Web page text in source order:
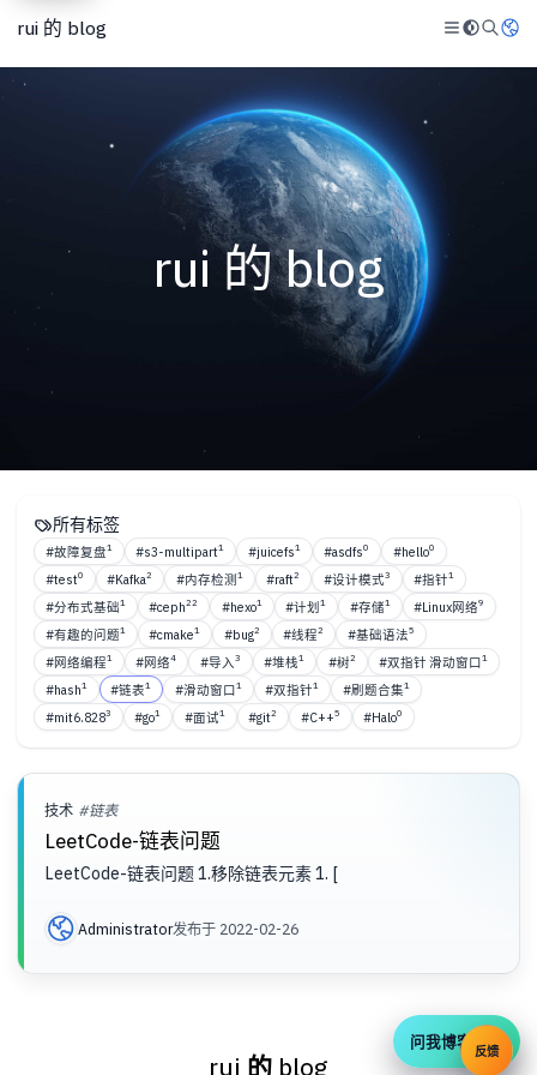
rui 的 blog
rui 的 blog
所有标签
#故障复盘1 #s3-multipart1 #juicefs1 #asdfs0 #hello0
#test0 #Kafka2 #内存检测1 #raft2 #设计模式3 #指针1
#分布式基础1 #ceph22 #hexo1 #计划1 #存储1 #Linux网络9
#有趣的问题1 #cmake1 #bug2 #线程2 #基础语法5
#网络编程1 #网络4 #导入 3 #堆栈1 #树2 #双指针 滑动窗口1
#hash1 #链表1 #滑动窗口1 #双指针1 #刷题合集1
#mit6.8283 #go1 #面试1 #git2 #C++5 #Halo0
技术 #链表
LeetCode-链表问题
LeetCode-链表问题 1.移除链表元素 1. [
Administrator发布于 2022-02-26
rui 的 blog
问我博客内容
反馈